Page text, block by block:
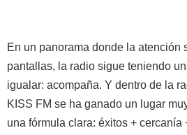
En un panorama donde la atención
pantallas, la radio sigue teniendo
igualar: acompaña. Y dentro de la
KISS FM se ha ganado un lugar
una fórmula clara: éxitos + cercanía